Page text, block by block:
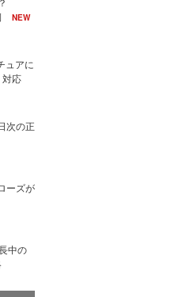
NEW
ュアに
応
次の正
ーズが
中の